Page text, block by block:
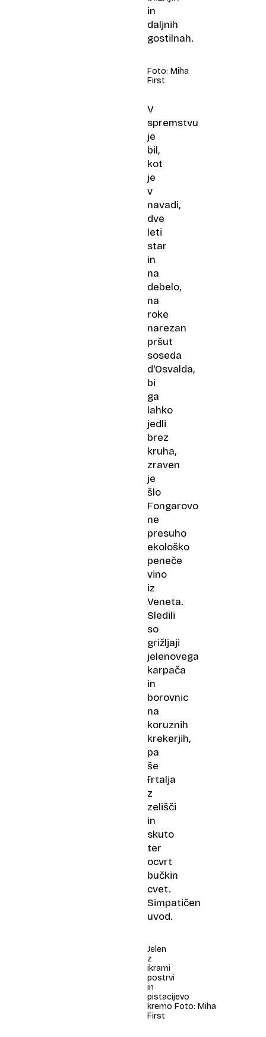
in
daljnih
gostilnah.
Foto: Miha
First
V
spremstvu
je
bil,
kot
je
v
navadi,
dve
leti
star
in
na
debelo,
na
roke
narezan
pršut
soseda
d'Osvalda,
bi
ga
lahko
jedli
brez
kruha,
zraven
je
šlo
Fongarovo
ne
presuho
ekološko
peneče
vino
iz
Veneta.
Sledili
so
grižljaji
jelenovega
karpača
in
borovnic
na
koruznih
krekerjih,
pa
še
frtalja
z
zelišči
in
skuto
ter
ocvrt
bučkin
cvet.
Simpatičen
uvod.
Jelen
z
ikrami
postrvi
in
pistacijevo
kremo Foto: Miha
First